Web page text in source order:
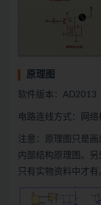
原理图
软件版本：
电路连线方式：网
注意：原理图只是
内部结构原理图。另
只有实物资料中才有